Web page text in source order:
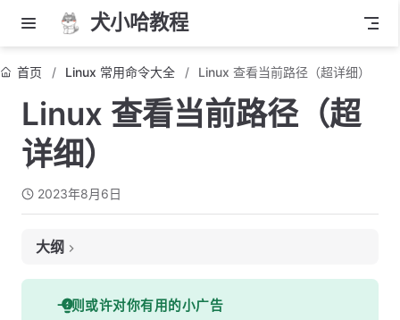
犬小哈教程
首页 Linux 常用命令大全 Linux 查看当前路径（超详细）
Linux 查看当前路径（超
详细）
2023年8月6日
大纲
使用 pwd 命令
注意事项：
一则或许对你有用的小广告